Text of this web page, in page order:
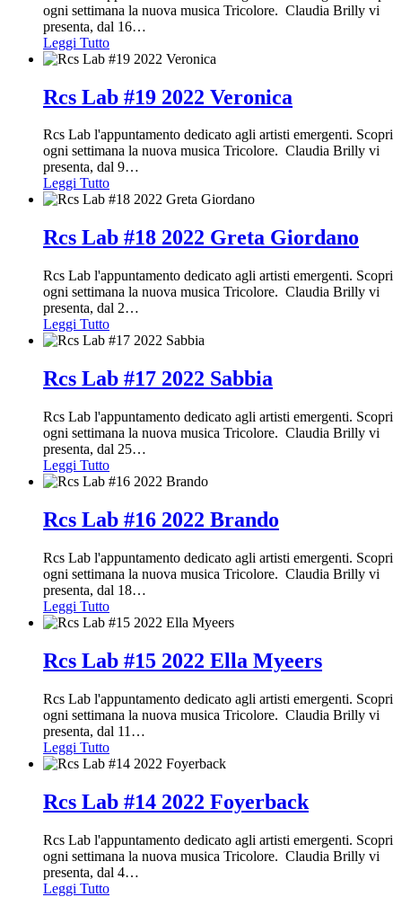
ogni settimana la nuova musica Tricolore. Claudia Brilly vi
presenta, dal 16…
Leggi Tutto
Rcs Lab #19 2022 Veronica
Rcs Lab l'appuntamento dedicato agli artisti emergenti. Scopri
ogni settimana la nuova musica Tricolore. Claudia Brilly vi
presenta, dal 9…
Leggi Tutto
Rcs Lab #18 2022 Greta Giordano
Rcs Lab l'appuntamento dedicato agli artisti emergenti. Scopri
ogni settimana la nuova musica Tricolore. Claudia Brilly vi
presenta, dal 2…
Leggi Tutto
Rcs Lab #17 2022 Sabbia
Rcs Lab l'appuntamento dedicato agli artisti emergenti. Scopri
ogni settimana la nuova musica Tricolore. Claudia Brilly vi
presenta, dal 25…
Leggi Tutto
Rcs Lab #16 2022 Brando
Rcs Lab l'appuntamento dedicato agli artisti emergenti. Scopri
ogni settimana la nuova musica Tricolore. Claudia Brilly vi
presenta, dal 18…
Leggi Tutto
Rcs Lab #15 2022 Ella Myeers
Rcs Lab l'appuntamento dedicato agli artisti emergenti. Scopri
ogni settimana la nuova musica Tricolore. Claudia Brilly vi
presenta, dal 11 …
Leggi Tutto
Rcs Lab #14 2022 Foyerback
Rcs Lab l'appuntamento dedicato agli artisti emergenti. Scopri
ogni settimana la nuova musica Tricolore. Claudia Brilly vi
presenta, dal 4…
Leggi Tutto